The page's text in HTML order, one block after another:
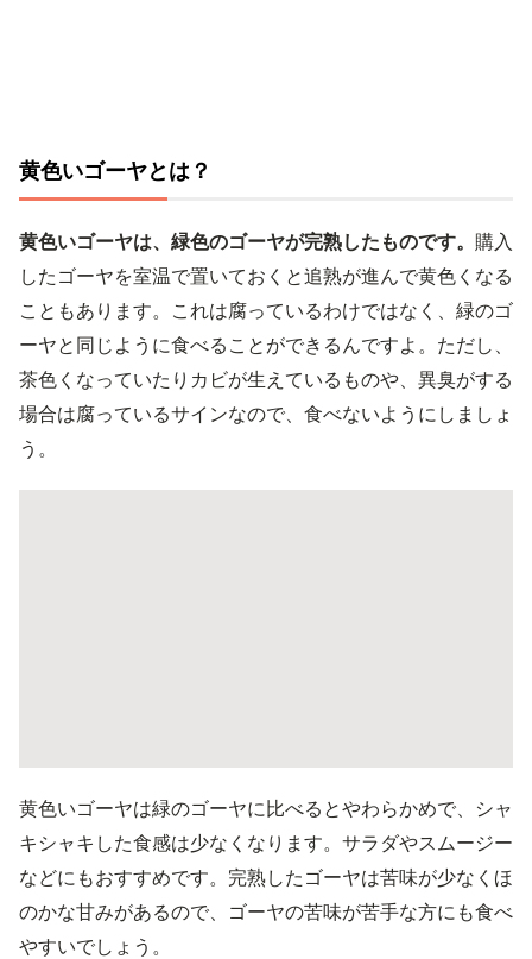
黄色いゴーヤとは？
黄色いゴーヤは、緑色のゴーヤが完熟したものです。 購入
したゴーヤを室温で置いておくと追熟が進んで黄色くなる
こともあります。これは腐っているわけではなく、緑のゴ
ーヤと同じように食べることができるんですよ。ただし、
茶色くなっていたりカビが生えているものや、異臭がする
場合は腐っているサインなので、食べないようにしましょ
う。
黄色いゴーヤは緑のゴーヤに比べるとやわらかめで、シャ
キシャキした食感は少なくなります。サラダやスムージー
などにもおすすめです。完熟したゴーヤは苦味が少なくほ
のかな甘みがあるので、ゴーヤの苦味が苦手な方にも食べ
やすいでしょう。